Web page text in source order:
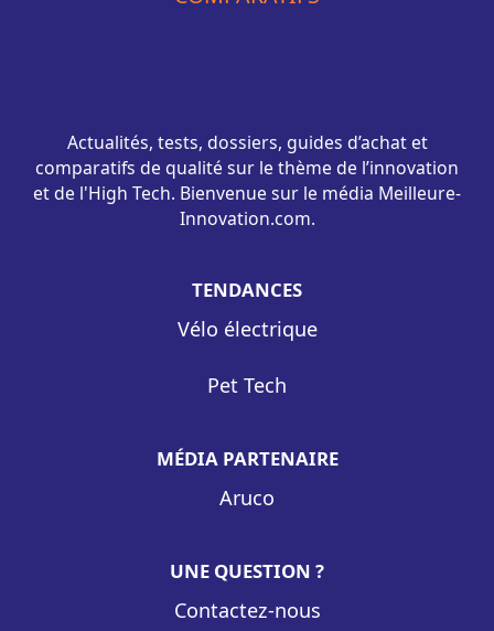
Actualités, tests, dossiers, guides d’achat et
comparatifs de qualité sur le thème de l’innovation
et de l'High Tech. Bienvenue sur le média Meilleure-
Innovation.com.
TENDANCES
Vélo électrique
Pet Tech
MÉDIA PARTENAIRE
Aruco
UNE QUESTION ?
Contactez-nous